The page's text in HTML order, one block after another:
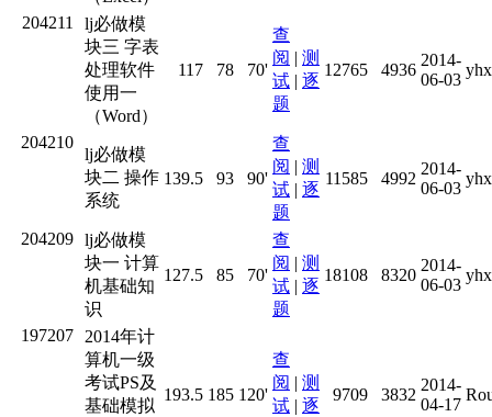
204211
lj必做模
块三 字表
处理软件
使用一
（Word）
117 78 70'
查
阅 | 测
试 | 逐
题
12765 4936
2014-
06-03
204210
lj必做模
块二 操作
系统
139.5 93 90'
查
阅 | 测
试 | 逐
题
11585 4992
2014-
06-03
204209 lj必做模
块一 计算
机基础知
识
127.5 85 70'
查
阅 | 测
试 | 逐
题
18108 8320
2014-
06-03
197207
2014年计
算机一级
考试PS及
基础模拟
193.5 185 120'
查
阅 | 测
试 | 逐
9709 3832
2014-
04-17